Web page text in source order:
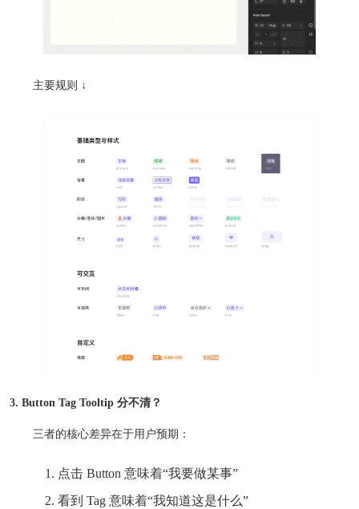
主要规则 ↓
3. Button Tag Tooltip 分不清？
三者的核心差异在于用户预期：
点击 Button 意味着“我要做某事”
看到 Tag 意味着“我知道这是什么”